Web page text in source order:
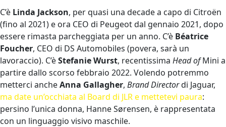
C’è Linda Jackson, per quasi una decade a capo di Citroën
(fino al 2021) e ora CEO di Peugeot dal gennaio 2021, dopo
essere rimasta parcheggiata per un anno. C’è Béatrice
Foucher, CEO di DS Automobiles (povera, sarà un
lavoraccio). C’èStefanie Wurst, recentissima Head ofMini a
partire dallo scorso febbraio 2022. Volendo potremmo
metterci ancheAnna Gallagher, Brand Directordi Jaguar,
ma date un’occhiata al Board di JLR e mettetevi paura:
persino l’unica donna, Hanne Sørensen, è rappresentata
con un linguaggio visivo maschile.